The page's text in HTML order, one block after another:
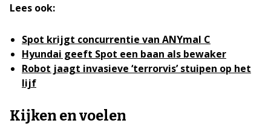
Lees ook:
Spot krijgt concurrentie van ANYmal C
Hyundai geeft Spot een baan als bewaker
Robot jaagt invasieve ‘terrorvis’ stuipen op het
lijf
Kijken en voelen